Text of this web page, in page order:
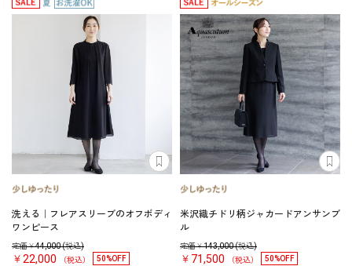
洗える｜フレアスリーブのオフボディ
ワンピース
定価￥44,000(税込)
￥22,000 （税込） 50%OFF
米沢織チドリ柄ジャカードアンサンブ
ル
定価￥143,000(税込)
￥71,500 （税込） 50%OFF